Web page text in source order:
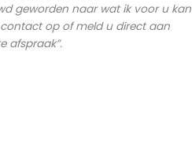
geworden naar wat ik voor u kan
op of meld u direct aan
afspraak”.